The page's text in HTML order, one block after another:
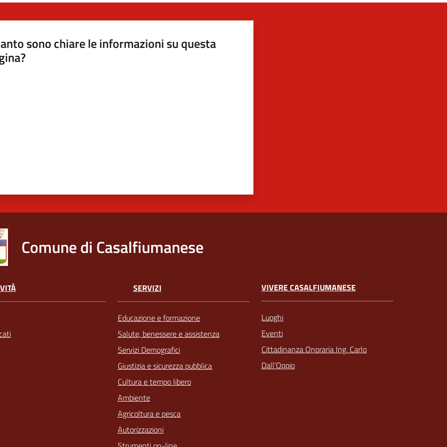
sono chiare le informazioni su questa
Comune di Casalfiumanese
SERVIZI
Educazione e formazione
Salute, benessere e assistenza
Servizi Demografici
Giustizia e sicurezza pubblica
Cultura e tempo libero
Ambiente
Agricoltura e pesca
Autorizzazioni
VIVERE CASALFIUMANESE
Luoghi
Eventi
Cittadinanza Onoraria Ing. Carlo
Dall’Oppio